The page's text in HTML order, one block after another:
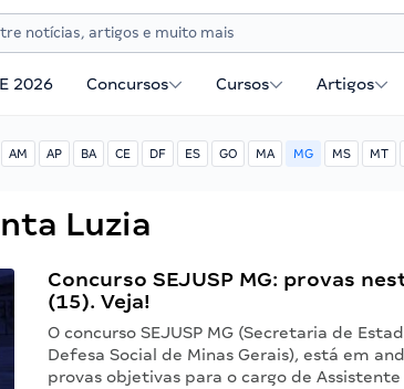
2026 Concursos Cursos Artigos
AM AP BA CE DF ES GO MA MG MS MT
Luzia
Concurso SEJUSP MG: provas
(15). Veja!
O concurso SEJUSP MG (Secretaria de
Defesa Social de Minas Gerais), está em
provas objetivas para o cargo de